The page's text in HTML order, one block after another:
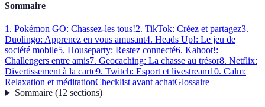
Sommaire
1. Pokémon GO: Chassez-les tous!2. TikTok: Créez et partagez3.
Duolingo: Apprenez en vous amusant4. Heads Up!: Le jeu de
société mobile5. Houseparty: Restez connecté6. Kahoot!:
Challengers entre amis7. Geocaching: La chasse au trésor8. Netflix:
Divertissement à la carte9. Twitch: Esport et livestream10. Calm:
Relaxation et méditationChecklist avant achatGlossaire
Sommaire(12 sections)